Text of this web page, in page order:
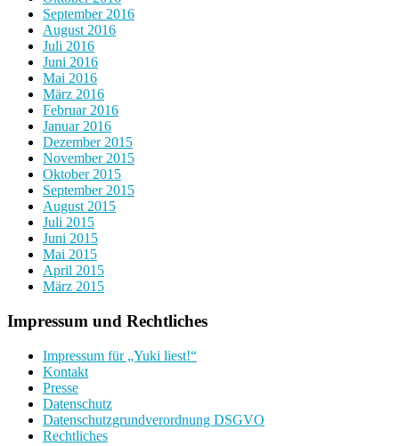
September 2016
August 2016
Juli 2016
Juni 2016
Mai 2016
März 2016
Februar 2016
Januar 2016
Dezember 2015
November 2015
Oktober 2015
September 2015
August 2015
Juli 2015
Juni 2015
Mai 2015
April 2015
März 2015
Impressum und Rechtliches
Impressum für „Yuki liest!“
Kontakt
Presse
Datenschutz
Datenschutzgrundverordnung DSGVO
Rechtliches